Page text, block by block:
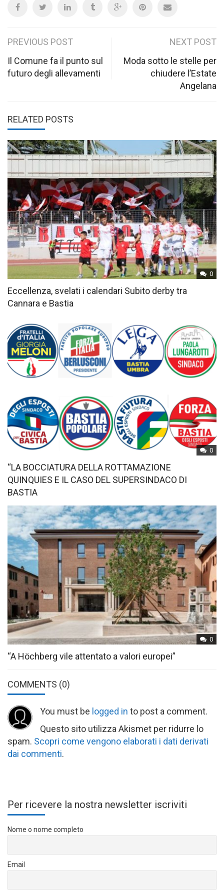
Post
navigation
PREVIOUS POST
Il Comune fa il punto sul
futuro degli allevamenti
NEXT POST
Moda sotto le stelle per
chiudere l’Estate
Angelana
RELATED POSTS
0
Eccellenza, svelati i calendari Subito derby tra
Cannara e Bastia
0
“LA BOCCIATURA DELLA ROTTAMAZIONE
QUINQUIES E IL CASO DEL SUPERSINDACO DI
BASTIA
0
“A Höchberg vile attentato a valori europei”
COMMENTS (0)
You must be logged in to post a comment.
Questo sito utilizza Akismet per ridurre lo
spam. Scopri come vengono elaborati i dati derivati
dai commenti.
Per ricevere la nostra newsletter iscriviti
Nome o nome completo
Email